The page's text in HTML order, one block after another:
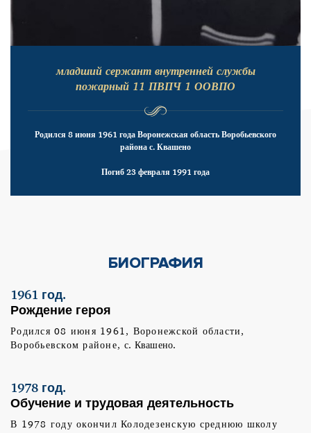
младший сержант внутренней службы
пожарный 11 ПВПЧ 1 ООВПО
Родился 8 июня 1961 года Воронежская область Воробьевского
района с. Квашено
Погиб 23 февраля 1991 года
БИОГРАФИЯ
1961 год.
Рождение героя
Родился 08 июня 1961, Воронежской области,
Воробьевском районе,с. Квашено.
1978 год.
Обучение и трудовая деятельность
В 1978 году окончил Колодезенскую среднюю школу